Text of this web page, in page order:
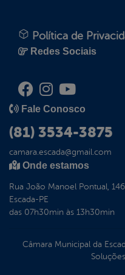
Política de
Redes Sociais
Fale Conosco
(81) 3534-3875
camara.escada@gmail.com
Onde estamos
Rua João Manoel Pontual,
Escada-PE
das 07h30min às 13h30min
Câmara Municipal da
Soluções